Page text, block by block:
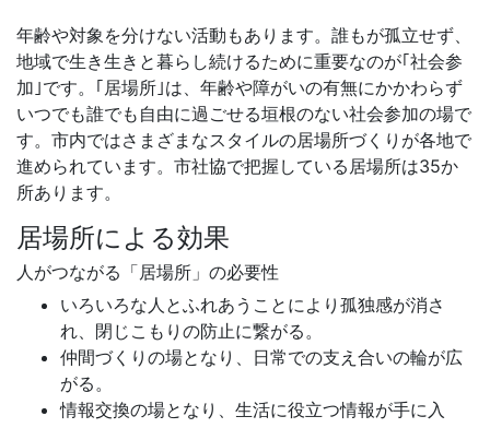
年齢や対象を分けない活動もあります。誰もが孤立せず、
地域で生き生きと暮らし続けるために重要なのが｢社会参
加｣です。｢居場所｣は、年齢や障がいの有無にかかわらず
いつでも誰でも自由に過ごせる垣根のない社会参加の場で
す。市内ではさまざまなスタイルの居場所づくりが各地で
進められています。市社協で把握している居場所は35か
所あります。
居場所による効果
人がつながる「居場所」の必要性
いろいろな人とふれあうことにより孤独感が消さ
れ、閉じこもりの防止に繋がる。
仲間づくりの場となり、日常での支え合いの輪が広
がる。
情報交換の場となり、生活に役立つ情報が手に入